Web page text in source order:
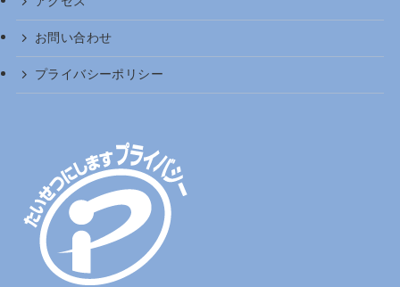
お問い合わせ
プライバシーポリシー